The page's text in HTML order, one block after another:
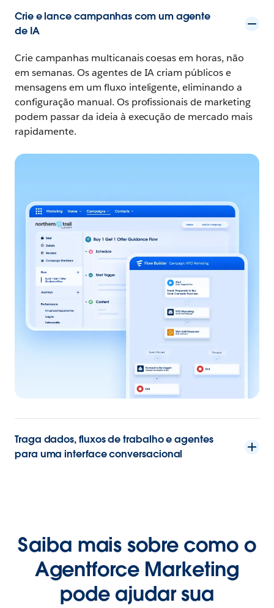
Crie e lance campanhas com um agente
de IA
Crie campanhas multicanais coesas em horas, não
em semanas. Os agentes de IA criam públicos e
mensagens em um fluxo inteligente, eliminando a
configuração manual. Os profissionais de marketing
podem passar da ideia à execução de mercado mais
rapidamente.
Traga dados, fluxos de trabalho e agentes
para uma interface conversacional
Saiba mais sobre como o
Agentforce Marketing
pode ajudar sua